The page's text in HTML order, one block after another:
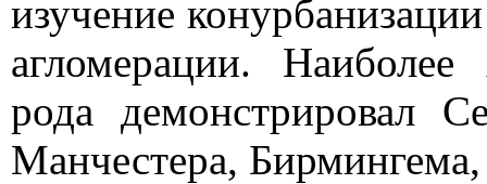
изучение
агломерации.
рода демонстрировал
Манчестера,